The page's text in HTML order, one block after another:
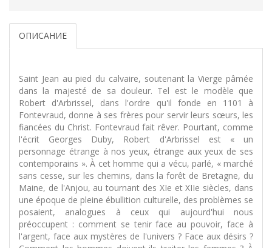
ОПИСАНИЕ
Saint Jean au pied du calvaire, soutenant la Vierge pâmée
dans la majesté de sa douleur. Tel est le modèle que
Robert d'Arbrissel, dans l'ordre qu'il fonde en 1101 à
Fontevraud, donne à ses frères pour servir leurs sœurs, les
fiancées du Christ. Fontevraud fait rêver. Pourtant, comme
l'écrit Georges Duby, Robert d'Arbrissel est « un
personnage étrange à nos yeux, étrange aux yeux de ses
contemporains ». À cet homme qui a vécu, parlé, « marché
sans cesse, sur les chemins, dans la forêt de Bretagne, du
Maine, de l'Anjou, au tournant des XIe et XIIe siècles, dans
une époque de pleine ébullition culturelle, des problèmes se
posaient, analogues à ceux qui aujourd'hui nous
préoccupent : comment se tenir face au pouvoir, face à
l'argent, face aux mystères de l'univers ? Face aux désirs ?